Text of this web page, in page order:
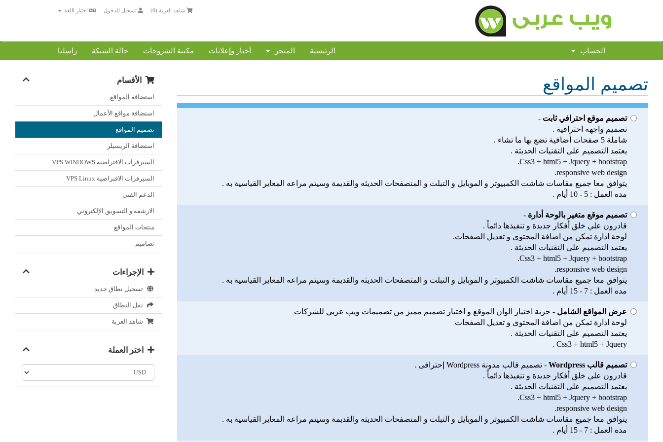
اختيار اللغة تسجيل الدخول شاهد العربة (0
)
الرئيسية المتجر أخبار وإعلانات مكتبة الشروحات حالة الشبكة راسلنا الحساب
تصميم المواقع الأقسام
استضافة المواقع
استضافة مواقع الأعمال
تصميم المواقع
استضافة الريسيلر
السيرفرات الافتراضية VPS WINDOWS
السيرفرات الافتراضية VPS Linux
الدعم الفني
الارشفة و التسويق الإلكتروني
منتجات المواقع
تصاميم
الإجراءات
تسجيل نطاق جديد
نقل النطاق
شاهد العربة
اختر العملة
تصميم موقع احترافي ثابت -
تصميم واجهه احترافية .
شاملة 5 صفحات أضافية تضع بها ما تشاء .
يعتمد التصميم على التقنيات الحديثة .
Css3 + html5 + Jquery + bootstrap.
responsive web design.
يتوافق معا جميع مقاسات شاشت الكمبيوتر و الموبايل و التبلت و المتصفحات الحديثه والقديمة وسيتم مراعه المعاير القياسية به .
مده العمل : 5 - 10 أيام .
تصميم موقع متغير بالوحة أدارة -
قادرون علي خلق أفكار جديدة و تنفيذها دائماً .
لوحة ادارة تمكن من اضافة المحتوى و تعديل الصفحات.
يعتمد التصميم على التقنيات الحديثة .
Css3 + html5 + Jquery + bootstrap.
responsive web design.
يتوافق معا جميع مقاسات شاشت الكمبيوتر و الموبايل و التبلت و المتصفحات الحديثه والقديمة وسيتم مراعه المعاير القياسية به .
مده العمل : 7 - 15 أيام .
عرض المواقع الشامل - حرية اختيار الوان الموقع و اختيار تصميم مميز من تصميمات ويب عربي للشركات
لوحة ادارة تمكن من اضافة المحتوى و تعديل الصفحات
يعتمد التصميم على التقنيات الحديثة .
Css3 + html5 + Jquery .
تصميم قالب Wordpress
- تصميم قالب مدونة Wordpress إحترافى .
قادرون علي خلق أفكار جديدة و تنفيذها دائماً .
يعتمد التصميم على التقنيات الحديثة .
Css3 + html5 + Jquery + bootstrap.
responsive web design.
يتوافق معا جميع مقاسات شاشت الكمبيوتر و الموبايل و التبلت و المتصفحات الحديثه والقديمة وسيتم مراعه المعاير القياسية به .
مده العمل : 7 - 15 أيام .